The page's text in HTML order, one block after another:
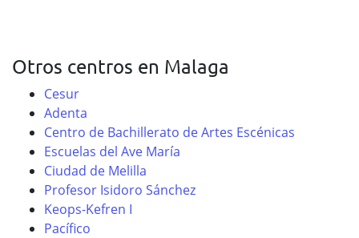
Otros centros en Malaga
Cesur
Adenta
Centro de Bachillerato de Artes Escénicas
Escuelas del Ave María
Ciudad de Melilla
Profesor Isidoro Sánchez
Keops-Kefren I
Pacífico